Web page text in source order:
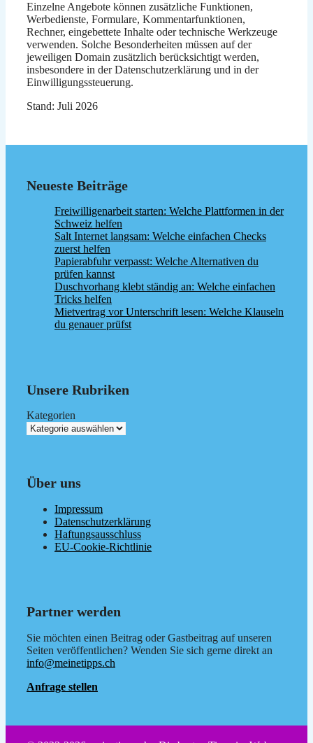
Einzelne Angebote können zusätzliche Funktionen,
Werbedienste, Formulare, Kommentarfunktionen,
Rechner, eingebettete Inhalte oder technische Werkzeuge
verwenden. Solche Besonderheiten müssen auf der
jeweiligen Domain zusätzlich berücksichtigt werden,
insbesondere in der Datenschutzerklärung und in der
Einwilligungssteuerung.
Stand: Juli 2026
Neueste Beiträge
Freiwilligenarbeit starten: Welche Plattformen in der
Schweiz helfen
Salt Internet langsam: Welche einfachen Checks
zuerst helfen
Papierabfuhr verpasst: Welche Alternativen du
prüfen kannst
Duschvorhang klebt ständig an: Welche einfachen
Tricks helfen
Mietvertrag vor Unterschrift lesen: Welche Klauseln
du genauer prüfst
Unsere Rubriken
Kategorien
Über uns
Impressum
Datenschutzerklärung
Haftungsausschluss
EU-Cookie-Richtlinie
Partner werden
Sie möchten einen Beitrag oder Gastbeitrag auf unseren
Seiten veröffentlichen? Wenden Sie sich gerne direkt an
info@meinetipps.ch
Anfrage stellen